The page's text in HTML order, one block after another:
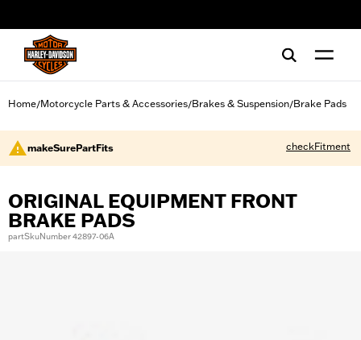
Home/Motorcycle Parts & Accessories/Brakes & Suspension/Brake Pads
makeSurePartFits checkFitment
ORIGINAL EQUIPMENT FRONT
BRAKE PADS
partSkuNumber 42897-06A